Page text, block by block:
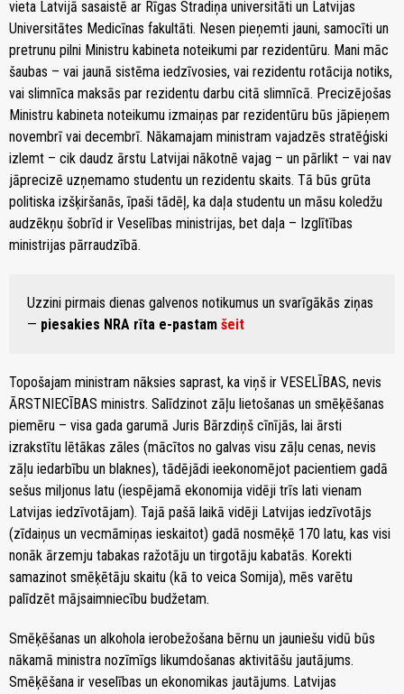
vieta Latvijā sasaistē ar Rīgas Stradiņa universitāti un Latvijas
Universitātes Medicīnas fakultāti. Nesen pieņemti jauni, samocīti un
pretrunu pilni Ministru kabineta noteikumi par rezidentūru. Mani māc
šaubas – vai jaunā sistēma iedzīvosies, vai rezidentu rotācija notiks,
vai slimnīca maksās par rezidentu darbu citā slimnīcā. Precizējošas
Ministru kabineta noteikumu izmaiņas par rezidentūru būs jāpieņem
novembrī vai decembrī. Nākamajam ministram vajadzēs stratēģiski
izlemt – cik daudz ārstu Latvijai nākotnē vajag – un pārlikt – vai nav
jāprecizē uzņemamo studentu un rezidentu skaits. Tā būs grūta
politiska izšķiršanās, īpaši tādēļ, ka daļa studentu un māsu koledžu
audzēkņu šobrīd ir Veselības ministrijas, bet daļa – Izglītības
ministrijas pārraudzībā.
Uzzini pirmais dienas galvenos notikumus un svarīgākās ziņas
— piesakies NRA rīta e-pastam šeit
Topošajam ministram nāksies saprast, ka viņš ir VESELĪBAS, nevis
ĀRSTNIECĪBAS ministrs. Salīdzinot zāļu lietošanas un smēķēšanas
piemēru – visa gada garumā Juris Bārzdiņš cīnījās, lai ārsti
izrakstītu lētākas zāles (mācītos no galvas visu zāļu cenas, nevis
zāļu iedarbību un blaknes), tādējādi ieekonomējot pacientiem gadā
sešus miljonus latu (iespējamā ekonomija vidēji trīs lati vienam
Latvijas iedzīvotājam). Tajā pašā laikā vidēji Latvijas iedzīvotājs
(zīdaiņus un vecmāmiņas ieskaitot) gadā nosmēķē 170 latu, kas visi
nonāk ārzemju tabakas ražotāju un tirgotāju kabatās. Korekti
samazinot smēķētāju skaitu (kā to veica Somija), mēs varētu
palīdzēt mājsaimniecību budžetam.
Smēķēšanas un alkohola ierobežošana bērnu un jauniešu vidū būs
nākamā ministra nozīmīgs likumdošanas aktivitāšu jautājums.
Smēķēšana ir veselības un ekonomikas jautājums. Latvijas